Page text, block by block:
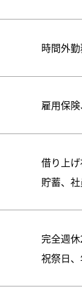
時間外
雇用保
借り上
貯蓄、
完全週
祝祭日